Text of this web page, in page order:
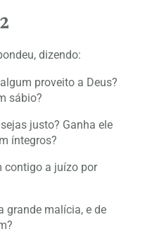
dizendo:
proveito a Deus?
sábio?
justo? Ganha ele
íntegros?
contigo a juízo por
grande malícia, e de